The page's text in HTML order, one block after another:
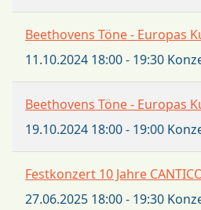
Beethovens Töne - Europas
11.10.2024 18:00- 19:30
Beethovens Töne - Europas
19.10.2024 18:00- 19:00
Festkonzert 10 Jahre
27.06.2025 18:00- 19:30